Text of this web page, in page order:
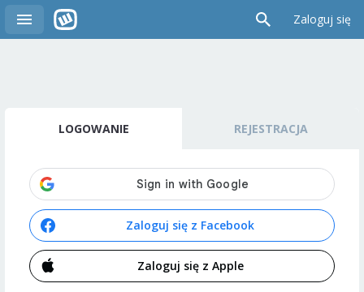
Zaloguj się
LOGOWANIE REJESTRACJA
Zaloguj się z Facebook
Zaloguj się z Apple